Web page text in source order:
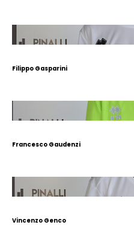
Filippo Gasparini
Francesco Gaudenzi
Vincenzo Genco